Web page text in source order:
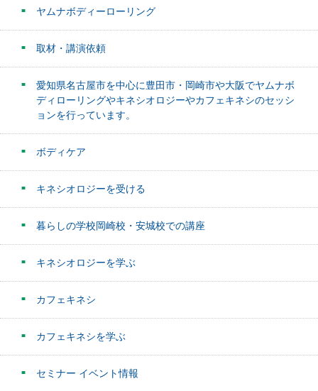
ヤムナボディーローリング
取材・講演依頼
愛知県名古屋市を中心に豊田市・岡崎市や大阪でヤムナボ
ディローリングやキネシオロジーやカフェキネシのセッシ
ョンを行っています。
ボディケア
キネシオロジーを受ける
暮らしの学校岡崎校・安城校での講座
キネシオロジーを学ぶ
カフェキネシ
カフェキネシを学ぶ
セミナー イベント情報